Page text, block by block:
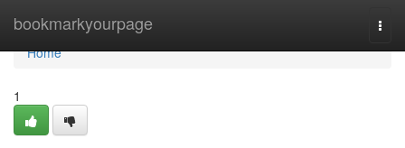
bookmarkyourpage
Home
Home
1